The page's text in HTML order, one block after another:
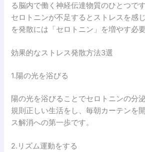
る脳内で働く神経伝達物質のひとつです
セロトニンが不足するとストレスを感
を発散には「セロトニン」を増やす必
効果的なストレス発散方法3選
1.陽の光を浴びる
陽の光を浴びることでセロトニンの分
規則正しい生活をし、毎朝カーテンを
ス解消への第一歩です。
2.リズム運動をする